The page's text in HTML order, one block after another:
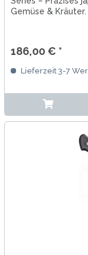
Gemüse &
186,00 € *
Lieferzeit 3-7